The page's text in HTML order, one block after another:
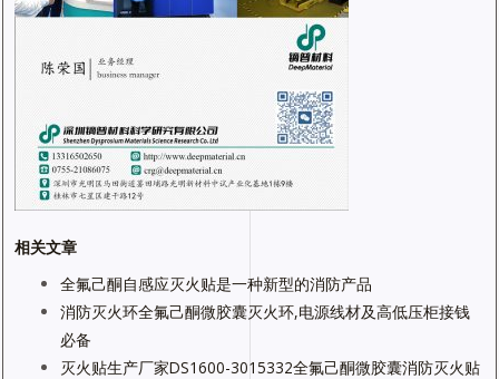
相关文章
全氟己酮自感应灭火贴是一种新型的消防产品
消防灭火环全氟己酮微胶囊灭火环,电源线材及高低压柜接钱
必备
灭火贴生产厂家DS1600-3015332全氟己酮微胶囊消防灭火贴